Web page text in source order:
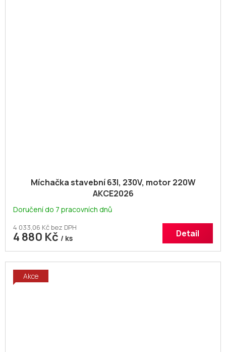
Míchačka stavební 63l, 230V, motor 220W
AKCE2026
Doručení do 7 pracovních dnů
4 033,06 Kč bez DPH
4 880 Kč / ks Detail
Akce